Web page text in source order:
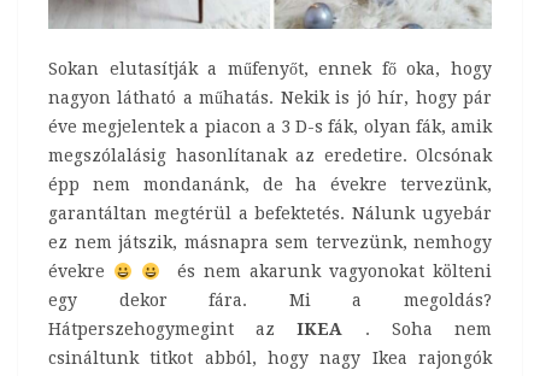
Sokan elutasítják a műfenyőt, ennek fő oka, hogy
nagyon látható a műhatás. Nekik is jó hír, hogy pár
éve megjelentek a piacon a 3 D-s fák, olyan fák, amik
megszólalásig hasonlítanak az eredetire. Olcsónak
épp nem mondanánk, de ha évekre tervezünk,
garantáltan megtérül a befektetés. Nálunk ugyebár
ez nem játszik, másnapra sem tervezünk, nemhogy
évekre
és nem akarunk vagyonokat költeni
egy dekor fára. Mi a megoldás?
Hátperszehogymegint azIKEA . Soha nem
csináltunk titkot abból, hogy nagy Ikea rajongók